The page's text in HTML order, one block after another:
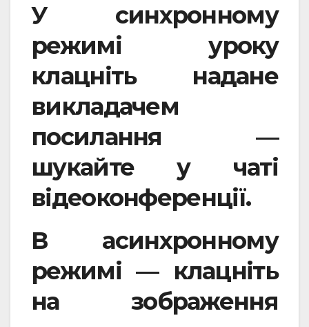
У синхронному
режимі уроку
клацніть надане
викладачем
посилання —
шукайте у чаті
відеоконференції.
В асинхронному
режимі — клацніть
на зображення